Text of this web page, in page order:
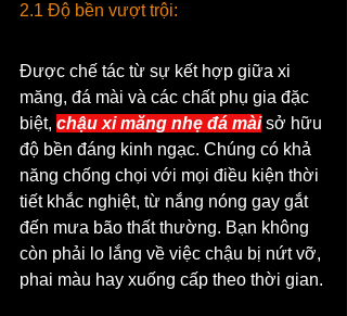
2.1 Độ bền vượt trội:
Được chế tác từ sự kết hợp giữa xi
măng, đá mài và các chất phụ gia đặc
biệt, chậu xi măng nhẹ đá mài sở hữu
độ bền đáng kinh ngạc. Chúng có khả
năng chống chọi với mọi điều kiện thời
tiết khắc nghiệt, từ nắng nóng gay gắt
đến mưa bão thất thường. Bạn không
còn phải lo lắng về việc chậu bị nứt vỡ,
phai màu hay xuống cấp theo thời gian.